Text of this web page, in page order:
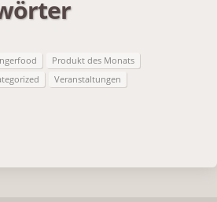
Produkt des Monats
Veranstaltungen